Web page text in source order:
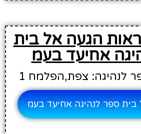
הגעה אל בית
אחיעד בעמ
לנהיגה: צפת,הפלמח 1
בית ספר לנהיגה אחיעד בעמ